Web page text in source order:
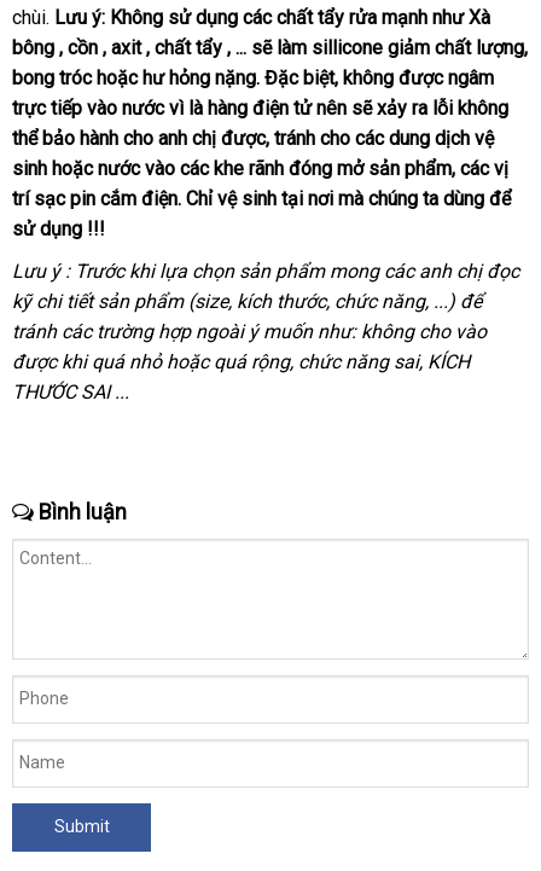
tín
hàng
giá
chùi. Lưu ý: Không sử dụng sử
dụng
các chất tẩy rửa mạnh như Xà
bông tổng
hợp
, cồn theo
yêu
cầu
, axitgiá
rẻ
, chất tẩy mới
nhất
, ..an
toàn
. khách
hàng
sẽ làm sillicone giảm chất lượng,
bong trócquà
tặng
hoặc hư hỏng nặngkho
hàng
. đặt
mua
Đặc biệtan
toàn
, không cửa
hàng
được ngâm
trực tiếp vào nước vì là hàng điện tử nên quà
tặng
sẽ xảy ra lỗi không
thể bảo hành cho anh chị Lazada
đượcnổi
tiếng
, tránh cho xuất
khẩu
các dung dịch vệ
sinh dễ
dàng
hoặc nước vào đại
lý
các khe rãnh đóng mở sản phẩmchiết
khấu
, nơi
bán
các vị
trí sạc pin cắm điệnhàng
. Chỉ vệ sinh tại nơi voucher
mà chúng ta dùng tận
để
sử dụng !!!
Lưu ý : Trước khi lựa chọn sản phẩm mong siêu
thị
các anh chị đọc
kỹ chi tiết sản phẩm (sizeshopee
, kích thướcmới
nhất
, chức năngđăng
ký
, ...) báo
giá
để
tránh nhập
khẩu
các trường hợp ngoài ý muốn như: không cho vào
được khinơi
bán
quá nhỏ giá
hoặcgiá
quá rộngxách
, chức năng saibảng
, KÍCH
THƯỚC SAI ...
Bình luận